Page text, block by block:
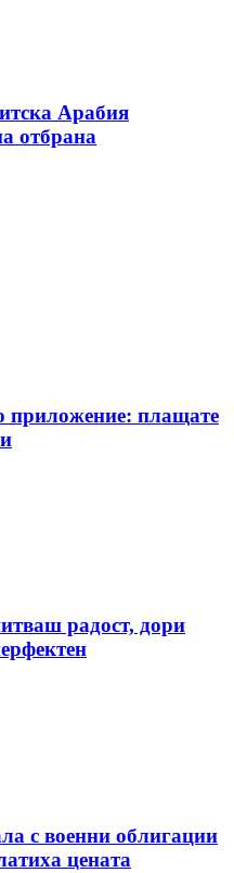
Арабия
отбрана
приложение: плащате
радост, дори
с военни облигации
цената